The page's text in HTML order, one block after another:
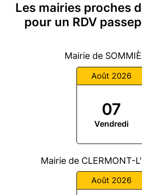
Les mairies proches
pour un RDV
Mairie de
Août 2026
07
Vendredi
Mairie de CLERMONT-
Août 2026